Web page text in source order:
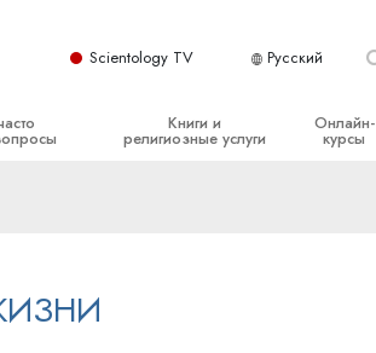
Scientology TV Русский
Книги и
религиозные услуги
Онлайн-
курсы